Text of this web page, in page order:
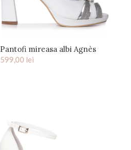
Pantofi mireasa albi Agnès
599,00 lei